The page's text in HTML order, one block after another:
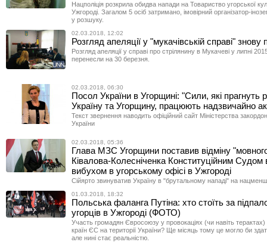
Нацполіція розкрила обидва напади на Товариство угорської
Ужгороді. Загалом 5 осіб затримано, імовірний організатор-
у розшуку.
02.03.2018, 12:02
Розгляд апеляції у "мукачівській справі" знову
Розгляд апеляції у справі про стрілянину в Мукачеві у липні
перенесли на 30 березня.
02.03.2018, 06:30
Посол України в Угорщині: "Сили, які прагнуть
Україну та Угорщину, працюють надзвичайно
Текст звернення наводить офіційний сайт Міністерства
України
02.03.2018, 05:36
Глава МЗС Угорщини поставив відміну
Ківалова-Колесніченка Конституційним Судом
вибухом в угорському офісі в Ужгороді
Сійярто звинуватив Україну в "брутальному нападі" на
01.03.2018, 18:32
Польська фаланга Путіна: хто стоїть за
угорців в Ужгороді (ФОТО)
Участь громадян Євросоюзу у провокаціях (чи навіть терактах)
країн ЄС на території України? Ще місяць тому це могло би
але нині стає реальністю.